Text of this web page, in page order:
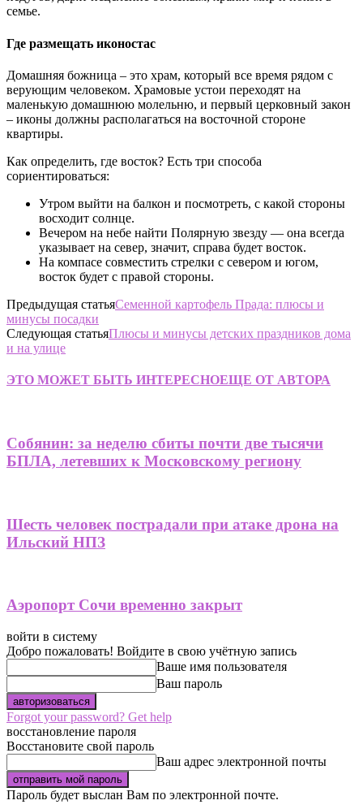
семье.
Где размещать иконостас
Домашняя божница – это храм, который все время рядом с
верующим человеком. Храмовые устои переходят на
маленькую домашнюю молельню, и первый церковный закон
– иконы должны располагаться на восточной стороне
квартиры.
Как определить, где восток? Есть три способа
сориентироваться:
Утром выйти на балкон и посмотреть, с какой стороны
восходит солнце.
Вечером на небе найти Полярную звезду — она всегда
указывает на север, значит, справа будет восток.
На компасе совместить стрелки с севером и югом,
восток будет с правой стороны.
Предыдущая статьяСеменной картофель Прада: плюсы и
минусы посадки
Следующая статьяПлюсы и минусы детских праздников дома
и на улице
ЭТО МОЖЕТ БЫТЬ ИНТЕРЕСНОЕЩЕ ОТ АВТОРА
Собянин: за неделю сбиты почти две тысячи
БПЛА, летевших к Московскому региону
Шесть человек пострадали при атаке дрона на
Ильский НПЗ
Аэропорт Сочи временно закрыт
войти в систему
Добро пожаловать! Войдите в свою учётную запись
Ваше имя пользователя
Ваш пароль
Forgot your password? Get help
восстановление пароля
Восстановите свой пароль
Ваш адрес электронной почты
Пароль будет выслан Вам по электронной почте.